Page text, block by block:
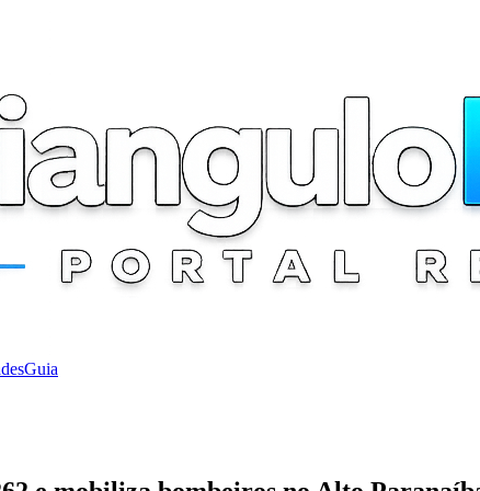
Guia